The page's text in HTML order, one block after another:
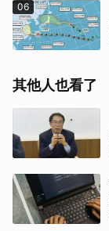
06
其他人也看了